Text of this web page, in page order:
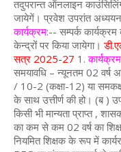
तदुपरान्त ऑनलाइन
जायेगें। प्रवेश उपरांत अध्ययन
कार्यक्रम:-- सम्पर्क
केन्द्रों पर किया जायेगा।
सत्र 2025-27 1.
समयावधि – न्यूनतम 02 वर्ष
/ 10-2 (कक्षा-12) या समकक्ष
के साथ उत्तीर्ण की हो। (ब )
किसी भी मान्यता प्राप्त ,
का कम से कम 02 वर्ष का
नियमित शिक्षक के रूप में